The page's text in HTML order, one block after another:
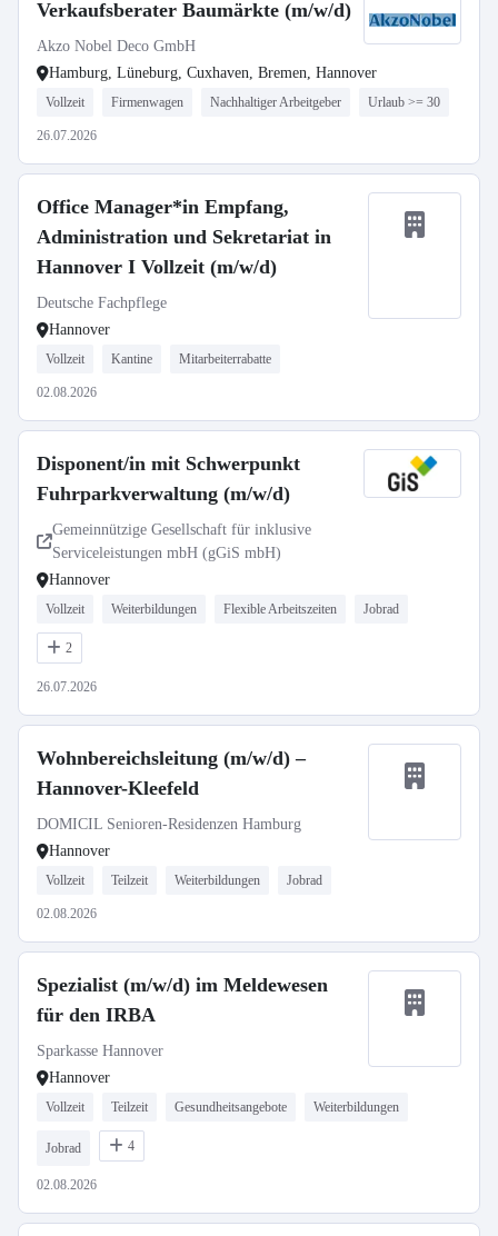
Verkaufsberater Baumärkte (m/w/d)
Akzo Nobel Deco GmbH
Hamburg, Lüneburg, Cuxhaven, Bremen, Hannover
Vollzeit Firmenwagen Nachhaltiger Arbeitgeber Urlaub >= 30
26.07.2026
Office Manager*in Empfang,
Administration und Sekretariat in
Hannover I Vollzeit (m/w/d)
Deutsche Fachpflege
Hannover
Vollzeit Kantine Mitarbeiterrabatte
02.08.2026
Disponent/in mit Schwerpunkt
Fuhrparkverwaltung (m/w/d)
Gemeinnützige Gesellschaft für inklusive
Serviceleistungen mbH (gGiS mbH)
Hannover
Vollzeit Weiterbildungen Flexible Arbeitszeiten Jobrad
2
26.07.2026
Wohnbereichsleitung (m/w/d) –
Hannover-Kleefeld
DOMICIL Senioren-Residenzen Hamburg
Hannover
Vollzeit Teilzeit Weiterbildungen Jobrad
02.08.2026
Spezialist (m/w/d) im Meldewesen
für den IRBA
Sparkasse Hannover
Hannover
Vollzeit Teilzeit Gesundheitsangebote Weiterbildungen
Jobrad 4
02.08.2026